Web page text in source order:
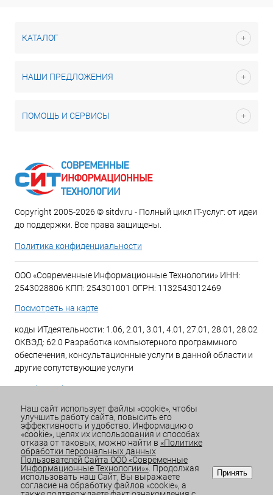
КАТАЛОГ
НАШИ ПРЕДЛОЖЕНИЯ
ПОМОЩЬ И СЕРВИСЫ
Copyright 2005-2026 © sitdv.ru - Полный цикл IT-услуг: от идеи
до поддержки. Все права защищены.
Политика конфиденциальности
ООО «Современные Информационные Технологии» ИНН:
2543028806 КПП: 254301001 ОГРН: 1132543012469
Посмотреть на карте
коды ИТдеятельности: 1.06, 2.01, 3.01, 4.01, 27.01, 28.01, 28.02
ОКВЭД: 62.0 Разработка компьютерного программного
обеспечения, консультационные услуги в данной области и
другие сопутствующие услуги
Email:office@sitdv.ru
График работы Пн-Пт: с 9:00 до 18:00 Сб/Вс: Выходной
Наш сайт использует файлы «cookie», чтобы
улучшить работу сайта, повысить его
эффективность и удобство. Информацию о
«cookie», целях их использования и способах
отказа от таковых, можно найти в «Политике
обработки персональных данных
Пользователей Сайта ООО «Современные
Информационные Технологии»». Продолжая
использовать наш Сайт, Вы выражаете
согласие на обработку файлов «cookie», а
Принять